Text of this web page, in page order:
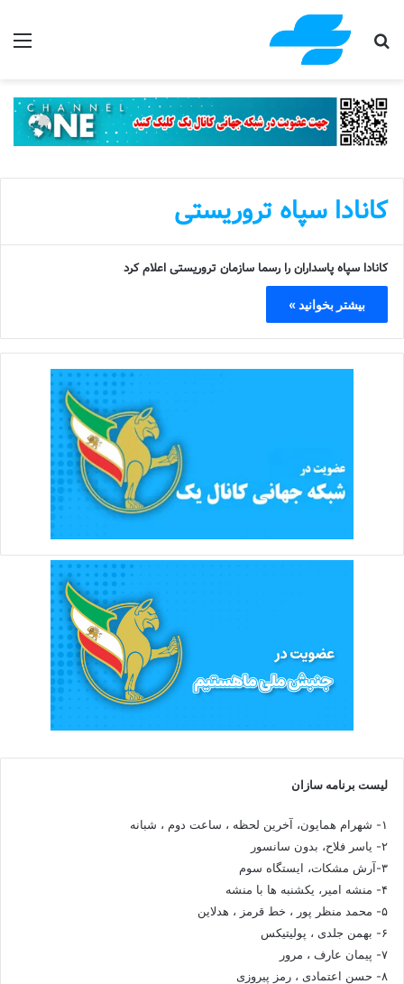
جستجو برای
کانادا سپاه تروریستی
کانادا سپاه پاسداران را رسما سازمان تروریستی اعلام کرد
بیشتر بخوانید »
لیست برنامه سازان
۱- شهرام همایون، آخرین لحظه ، ساعت دوم ، شبانه
۲- یاسر فلاح، بدون سانسور
۳-آرش مشکات، ایستگاه سوم
۴- منشه امیر، یکشنبه ها با منشه
۵- محمد منظر پور ، خط قرمز ، هدلاین
۶- بهمن جلدی ، پولیتیکس
۷- پیمان عارف ، مرور
۸- حسن اعتمادی ، رمز پیروزی